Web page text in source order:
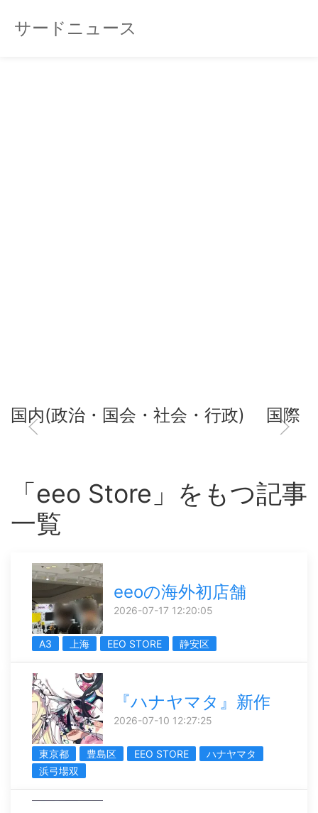
サードニュース
国内(政治・国会・社会・行政) 国際
「eeo Store」をもつ記事
一覧
eeoの海外初店舗
2026-07-17 12:20:05
A3 上海 EEO STORE 静安区
『ハナヤマタ』新作
2026-07-10 12:27:25
東京都 豊島区 EEO STORE
ハナヤマタ
浜弓場双